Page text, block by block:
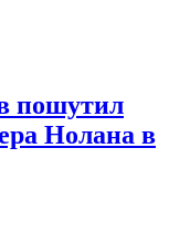
пошутил
Нолана в